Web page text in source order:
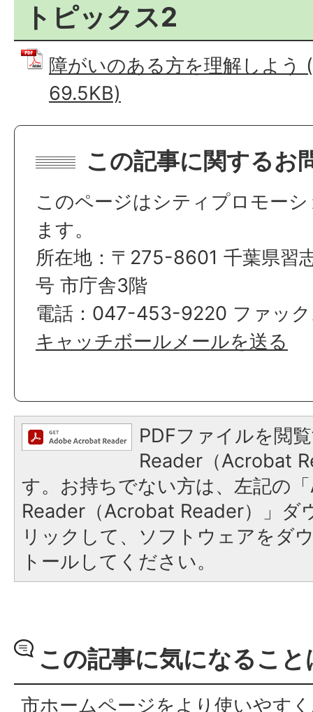
トピックス2
障がいのある方を理解しよう
69.5KB)
この記事に関するお
このページはシティプロモー
ます。
所在地：〒275-8601 千葉県習
号 市庁舎3階
電話：047-453-9220 ファッ
キャッチボールメールを送る
PDFファイルを閲
Reader（Acrobat
す。お持ちでない方は、左記の
Reader（Acrobat Reader）」ダ
リックして、ソフトウェアをダ
トールしてください。
この記事に気になるこ
市ホームページをより使いやす